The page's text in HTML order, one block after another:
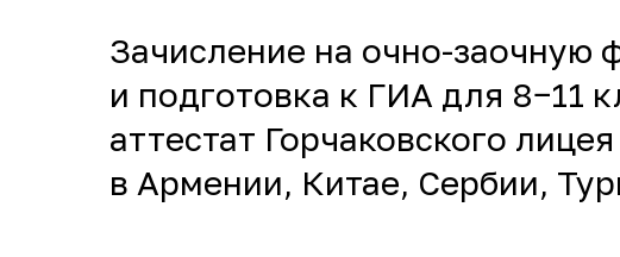
Зачисление на очно-заочную
и подготовка к ГИА для 8−11
аттестат Горчаковского
в Армении, Китае, Сербии,